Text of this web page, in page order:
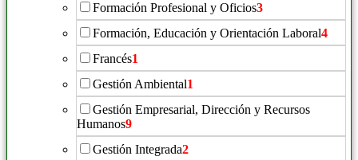
Formación Profesional y Oficios3
Formación, Educación y Orientación Laboral4
Francés1
Gestión Ambiental1
Gestión Empresarial, Dirección y Recursos
Humanos9
Gestión Integrada2